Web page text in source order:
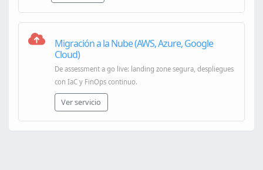
Migración a la Nube (AWS, Azure, Google
Cloud)
De assessment a go live: landing zone segura, despliegues
con IaC y FinOps continuo.
Ver servicio